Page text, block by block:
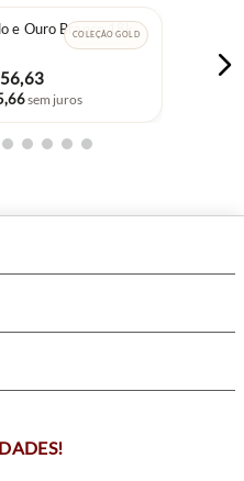
COLEÇÃO GOLD
e Ouro Branco 18k
,63
,66sem juros